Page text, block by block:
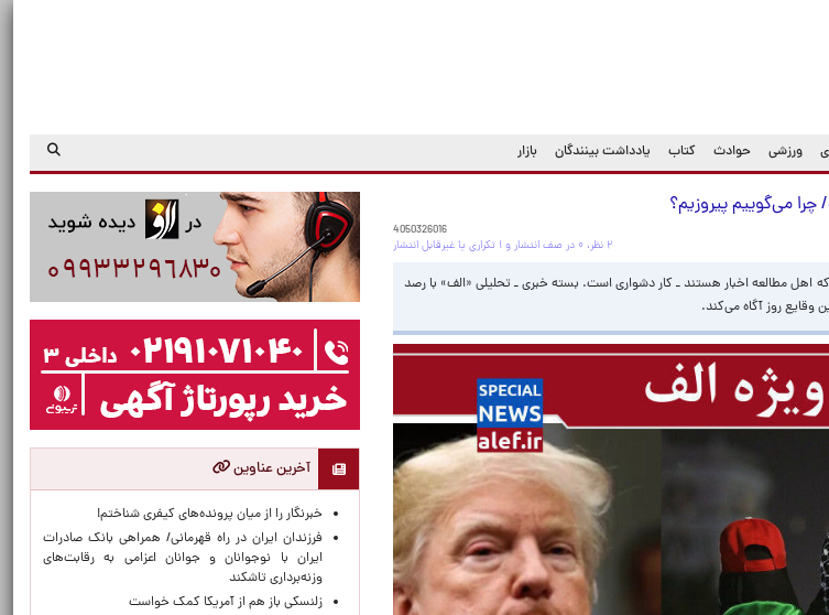
ورزشی حوادث کتاب یادداشت بینندگان بازار
چرا می‌گوییم پیروزیم؟
4050326016
۲ نظر، ۰ در صف انتشار و ۱ تکراری یا غیرقابل انتشار
اهل مطالعه اخبار هستند‌ ـ کار دشواری است. بسته خبری ـ تحلیلی «الف» با رصد
وقایع روز آگاه می‌کند.
آخرین عناوین
خبرنگار را از میان پرونده‌های کیفری شناختم!
​فرزندان ایران در راه قهرمانی/ همراهی بانک صادرات
ایران با نوجوانان و جوانان اعزامی به رقابت‌های
وزنه‌برداری تاشکند
زلنسکی باز هم از آمریکا کمک خواست